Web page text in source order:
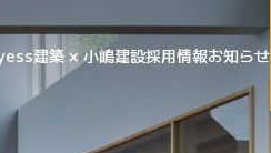
建築 × 小嶋建設採用情報お知らせ